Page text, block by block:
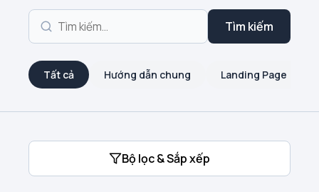
Tìm kiếm
Tất cả Hướng dẫn chung Landing Page
Bộ lọc & Sắp xếp